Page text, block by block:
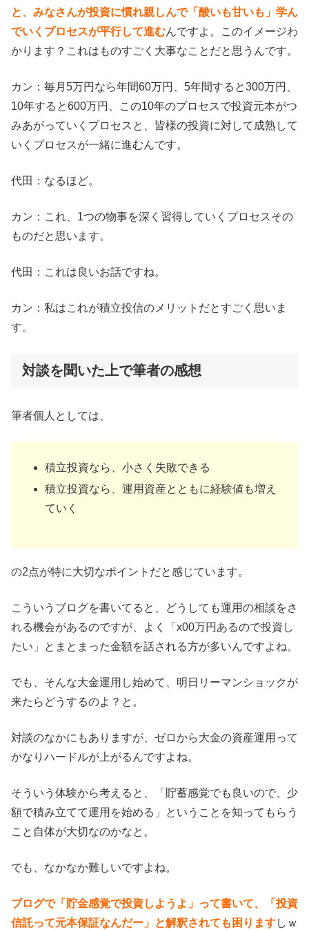
と、みなさんが投資に慣れ親しんで「酸いも甘いも」学ん
でいくプロセスが平行して進むんですよ。このイメージわ
かります？これはものすごく大事なことだと思うんです。
カン：毎月5万円なら年間60万円、5年間すると300万円、
10年すると600万円、この10年のプロセスで投資元本がつ
みあがっていくプロセスと、皆様の投資に対して成熟して
いくプロセスが一緒に進むんです。
代田：なるほど。
カン：これ、1つの物事を深く習得していくプロセスその
ものだと思います。
代田：これは良いお話ですね。
カン：私はこれが積立投信のメリットだとすごく思いま
す。
対談を聞いた上で筆者の感想
筆者個人としては、
積立投資なら、小さく失敗できる
積立投資なら、運用資産とともに経験値も増え
ていく
の2点が特に大切なポイントだと感じています。
こういうブログを書いてると、どうしても運用の相談をさ
れる機会があるのですが、よく「x00万円あるので投資し
たい」とまとまった金額を話される方が多いんですよね。
でも、そんな大金運用し始めて、明日リーマンショックが
来たらどうするのよ？と。
対談のなかにもありますが、ゼロから大金の資産運用って
かなりハードルが上がるんですよね。
そういう体験から考えると、「貯蓄感覚でも良いので、少
額で積み立てて運用を始める」ということを知ってもらう
こと自体が大切なのかなと。
でも、なかなか難しいですよね。
ブログで「貯金感覚で投資しようよ」って書いて、「投資
信託って元本保証なんだー」と解釈されても困りますしｗ